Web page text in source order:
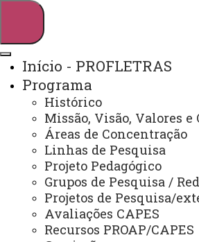
Webmail Sistemas
Arquivo Virtual
Campus
Início - PROFLETRAS
Programa
Histórico
Missão, Visão, Valores e
Áreas de Concentração
Linhas de Pesquisa
Projeto Pedagógico
Grupos de Pesquisa /
Projetos de Pesquisa/
Avaliações CAPES
Recursos PROAP/CAPES